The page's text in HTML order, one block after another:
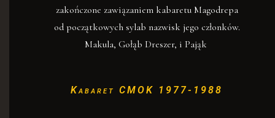
zakończone zawiązaniem kabaretu Magodrepa
od początkowych sylab nazwisk jego członków.
Makula, Gołąb Dreszer, i Pająk
Kabaret CMOK 1977-1988